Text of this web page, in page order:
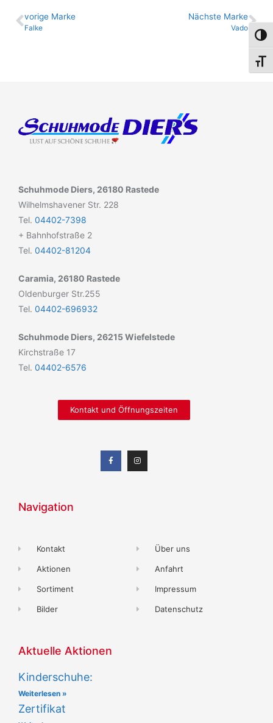
vo­ri­ge Marke
Falke
Nächste Marke
Vado
Schuhmode Diers, 26180 Rastede
Wilhelmshavener Str. 228
Tel. 04402-7398
+ Bahnhofstraße 2
Tel. 04402-81204
Caramia, 26180 Rastede
Oldenburger Str.255
Tel. 04402-696932
Schuhmode Diers, 26215 Wiefelstede
Kirchstraße 17
Tel. 04402-6576
Kontakt und Öffnungszeiten
Navigation
Kontakt
Aktionen
Sortiment
Bilder
Über uns
Anfahrt
Impressum
Datenschutz
Aktuelle Aktionen
Kinderschuhe:
Weiterlesen »
Zertifikat